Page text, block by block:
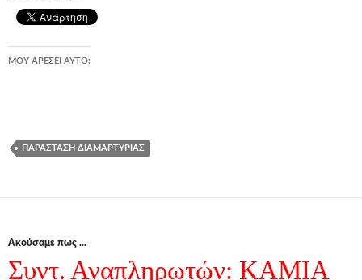
ΜΟΥ ΑΡΈΣΕΙ ΑΥΤΌ:
ΠΑΡΆΣΤΑΣΗ ΔΙΑΜΑΡΤΥΡΊΑΣ
Ακούσαμε πως ...
Συντ. Αναπληρωτών: ΚΑΜΙΑ